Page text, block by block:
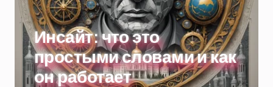
Инсайт: что это
простыми словами и как
он работает